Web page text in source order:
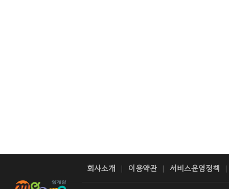
회사소개 | 이용약관 | 서비스운영정책 |